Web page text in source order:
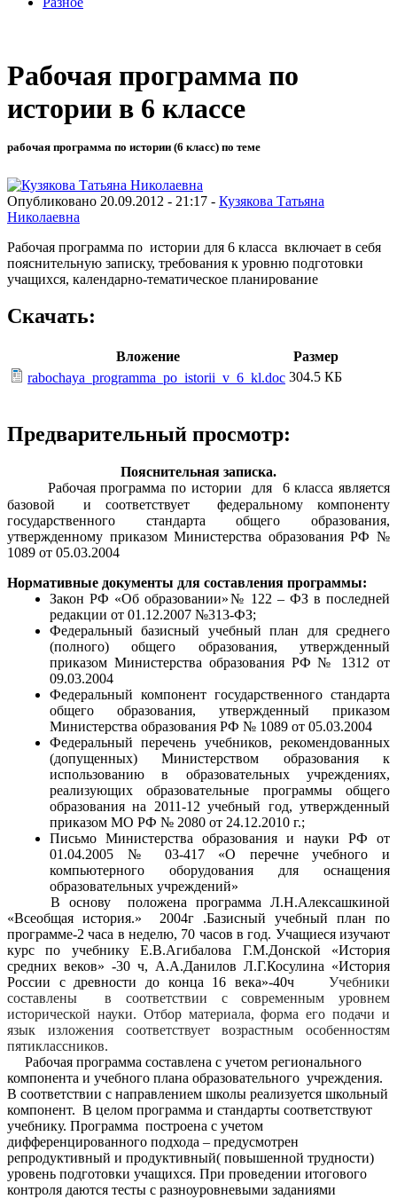
Рабочая программа по
истории в 6 классе
рабочая программа по истории (6 класс) по теме
Опубликовано 20.09.2012 - 21:17 - Кузякова Татьяна
Николаевна
Рабочая программа по истории для 6 класса включает в себя
пояснительную записку, требования к уровню подготовки
учащихся, календарно-тематическое планирование
Скачать:
Вложение
Размер
rabochaya_programma_po_istorii_v_6_kl.doc 304.5 КБ
Предварительный просмотр:
Пояснительная записка.
Рабочая программа по истории для 6 класса является
базовой и соответствует федеральному компоненту
государственного стандарта общего образования,
утвержденному приказом Министерства образования РФ №
1089 от 05.03.2004
Нормативные документы для составления программы:
Закон РФ «Об образовании»№ 122 – ФЗ в последней
редакции от 01.12.2007 №313-ФЗ;
Федеральный базисный учебный план для среднего
(полного) общего образования, утвержденный
приказом Министерства образования РФ № 1312 от
09.03.2004
Федеральный компонент государственного стандарта
общего образования, утвержденный приказом
Министерства образования РФ № 1089 от 05.03.2004
Федеральный перечень учебников, рекомендованных
(допущенных) Министерством образования к
использованию в образовательных учреждениях,
реализующих образовательные программы общего
образования на 2011-12 учебный год, утвержденный
приказом МО РФ № 2080 от 24.12.2010 г.;
Письмо Министерства образования и науки РФ от
01.04.2005 № 03-417 «О перечне учебного и
компьютерного оборудования для оснащения
образовательных учреждений»
В основу положена программа Л.Н.Алексашкиной
«Всеобщая история.» 2004г .Базисный учебный план по
программе-2 часа в неделю, 70 часов в год. Учащиеся изучают
курс по учебнику Е.В.Агибалова Г.М.Донской «История
средних веков» -30 ч, А.А.Данилов Л.Г.Косулина «История
России с древности до конца 16 века»-40ч Учебники
составлены в соответствии с современным уровнем
исторической науки. Отбор материала, форма его подачи и
язык изложения соответствует возрастным особенностям
пятиклассников.
Рабочая программа составлена с учетом регионального
компонента и учебного плана образовательного учреждения.
В соответствии с направлением школы реализуется школьный
компонент. В целом программа и стандарты соответствуют
учебнику. Программа построена с учетом
дифференцированного подхода – предусмотрен
репродуктивный и продуктивный( повышенной трудности)
уровень подготовки учащихся. При проведении итогового
контроля даются тесты с разноуровневыми заданиями